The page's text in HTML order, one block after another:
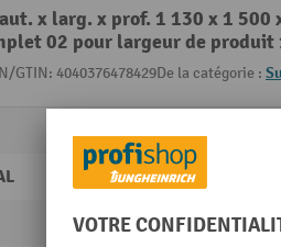
x larg. x prof. 1 130 x 1
02 pour largeur de produit
GTIN: 4040376478429De la catégorie :
RAL 7035 gris clair
5